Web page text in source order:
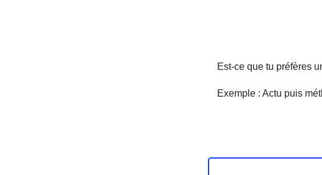
Est-ce que tu préfères
Exemple : Actu puis